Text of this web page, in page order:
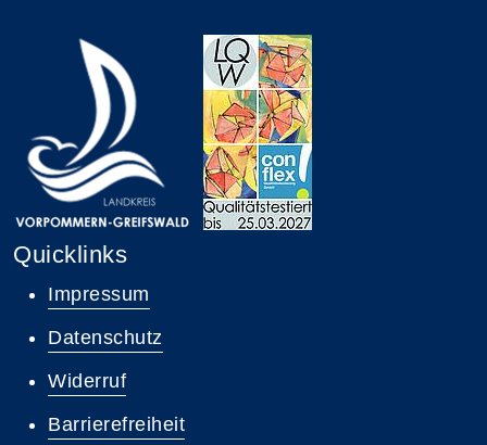
Quicklinks
Impressum
Datenschutz
Widerruf
Barrierefreiheit